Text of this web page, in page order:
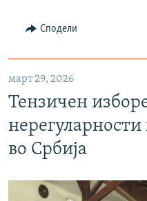
Сподели
март 29, 2026
Тензичен
во Србија